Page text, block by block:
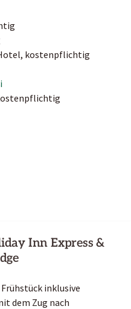
kostenpflichtig
Inn Express &
inklusive
dem Zug nach